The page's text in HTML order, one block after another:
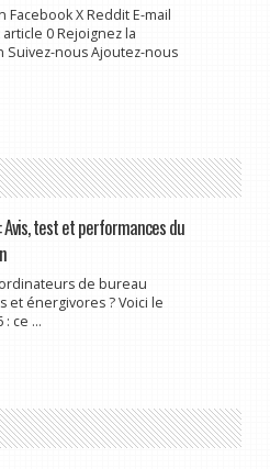
Facebook X Reddit E-mail
0 Rejoignez la
Suivez-nous Ajoutez-nous
Avis, test et performances du
de bureau
et énergivores ? Voici le
: ce ...